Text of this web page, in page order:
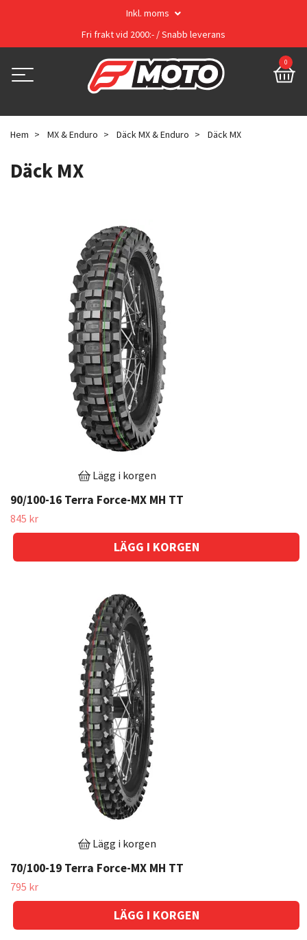
Inkl. moms
Fri frakt vid 2000:- / Snabb leverans
0
Hem MX & Enduro Däck MX & Enduro Däck MX
Däck MX
Lägg i korgen
90/100-16 Terra Force-MX MH TT
845 kr
Lägg i korgen
70/100-19 Terra Force-MX MH TT
795 kr